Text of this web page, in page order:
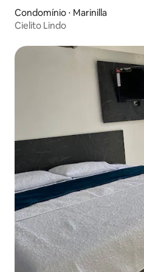
Condomínio ⋅ Marinilla
Cielito Lindo